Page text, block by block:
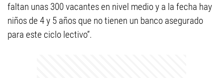
faltan unas 300 vacantes en nivel medio y a la fecha hay
niños de 4 y 5 años que no tienen un banco asegurado
para este ciclo lectivo”.